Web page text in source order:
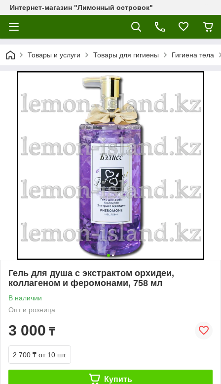
Интернет-магазин "Лимонный островок"
Товары и услуги Товары для гигиены Гигиена тела
Гель для душа с экстрактом орхидеи,
коллагеном и феромонами, 758 мл
В наличии
Опт и розница
3 000 ₸
2 700 ₸ от 10 шт.
Купить